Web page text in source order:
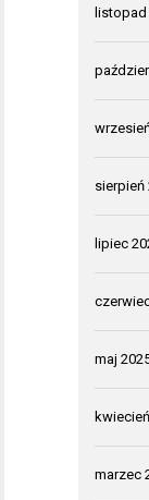
listopad
sierpień
lipiec
maj
marzec